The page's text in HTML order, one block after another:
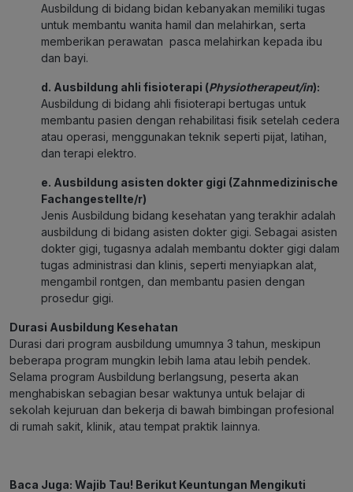
Ausbildung di bidang bidan kebanyakan memiliki tugas
untuk membantu wanita hamil dan melahirkan, serta
memberikan perawatan pasca melahirkan kepada ibu
dan bayi.
d. Ausbildung ahli fisioterapi (Physiotherapeut/in):
Ausbildung di bidang ahli fisioterapi bertugas untuk
membantu pasien dengan rehabilitasi fisik setelah cedera
atau operasi, menggunakan teknik seperti pijat, latihan,
dan terapi elektro.
e. Ausbildung asisten dokter gigi (Zahnmedizinische
Fachangestellte/r)
Jenis Ausbildung bidang kesehatan yang terakhir adalah
ausbildung di bidang asisten dokter gigi. Sebagai asisten
dokter gigi, tugasnya adalah membantu dokter gigi dalam
tugas administrasi dan klinis, seperti menyiapkan alat,
mengambil rontgen, dan membantu pasien dengan
prosedur gigi.
Durasi Ausbildung Kesehatan
Durasi dari program ausbildung umumnya 3 tahun, meskipun
beberapa program mungkin lebih lama atau lebih pendek.
Selama program Ausbildung berlangsung, peserta akan
menghabiskan sebagian besar waktunya untuk belajar di
sekolah kejuruan dan bekerja di bawah bimbingan profesional
di rumah sakit, klinik, atau tempat praktik lainnya.
Baca Juga: Wajib Tau! Berikut Keuntungan Mengikuti